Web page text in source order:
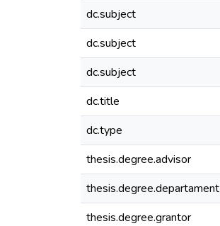
dc.subject
dc.subject
dc.subject
dc.title
dc.type
thesis.degree.advisor
thesis.degree.departament
thesis.degree.grantor